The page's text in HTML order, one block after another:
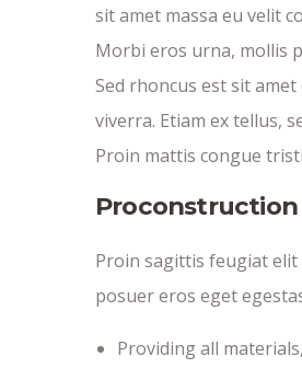
sit amet massa eu velit
Morbi eros urna, mollis
Sed rhoncus est sit
viverra. Etiam ex tellus,
Proin mattis congue
Proconstruction
Proin sagittis feugiat
posuer eros eget
Providing all